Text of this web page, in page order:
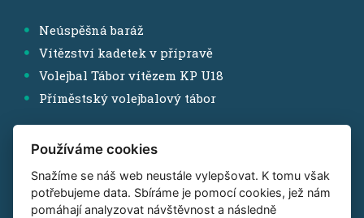
Neúspěšná baráž
Vítězství kadetek v přípravě
Volejbal Tábor vítězem KP U18
Příměstský volejbalový tábor
Sledujte nás
Instagram
Používáme cookies
Snažíme se náš web neustále vylepšovat. K tomu však
potřebujeme data. Sbíráme je pomocí cookies, jež nám
pomáhají analyzovat návštěvnost a následně